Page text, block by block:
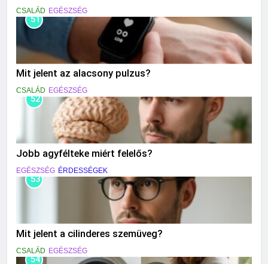
CSALÁD EGÉSZSÉG
51
Mit jelent az alacsony pulzus?
CSALÁD EGÉSZSÉG
52
Jobb agyfélteke miért felelős?
EGÉSZSÉG ÉRDESSÉGEK
53
Mit jelent a cilinderes szemüveg?
CSALÁD EGÉSZSÉG
54